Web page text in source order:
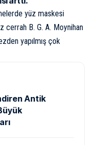
yüz maskesi
cerrah B. G. A. Moynihan
yapılmış çok
Antik